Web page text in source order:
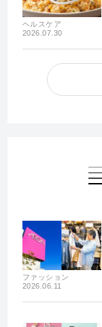
ヘルスケア
2026.07.30
ファッション
2026.06.11